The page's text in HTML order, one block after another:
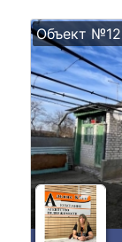
Объект